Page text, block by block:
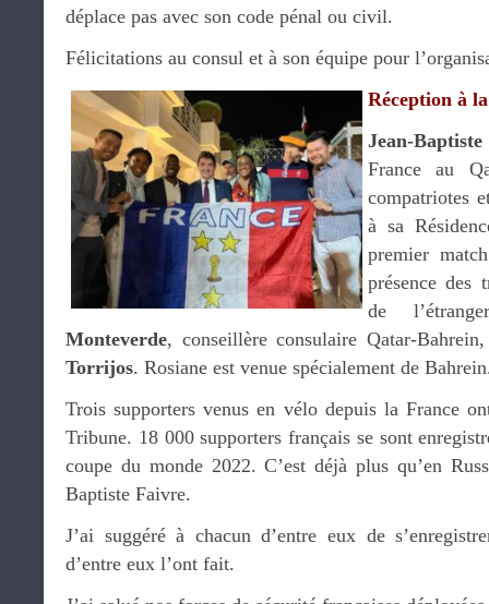
déplace pas avec son code pénal ou civil.
Félicitations au consul et à son équipe pour
Réception à
Jean-
France au
compatriotes
à sa
premier
présence des
de
Monteverde, conseillère consulaire Qatar-
Torrijos. Rosiane est venue spécialement de
Trois supporters venus en vélo depuis la France
Tribune. 18 000 supporters français se sont
coupe du monde 2022. C’est déjà plus qu’en
Baptiste Faivre.
J’ai suggéré à chacun d’entre eux de
d’entre eux l’ont fait.